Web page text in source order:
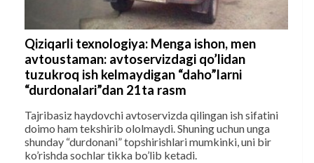
Qiziqarli texnologiya: Menga ishon, men
avtoustaman: avtoservizdagi qo’lidan
tuzukroq ish kelmaydigan “daho”larni
“durdonalari”dan 21ta rasm
Tajribasiz haydovchi avtoservizda qilingan ish sifatini
doimo ham tekshirib ololmaydi. Shuning uchun unga
shunday “durdonani” topshirishlari mumkinki, uni bir
ko’rishda sochlar tikka bo’lib ketadi.